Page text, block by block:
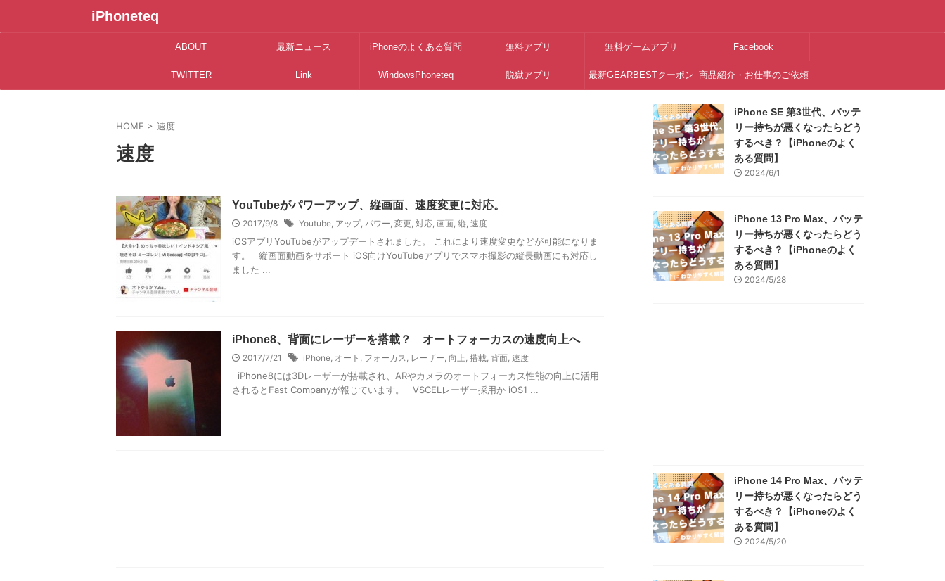
iPhoneteq
ABOUT 最新ニュース iPhoneのよくある質問 無料アプリ 無料ゲームアプリ Facebook
TWITTER Link WindowsPhoneteq 脱獄アプリ 最新GEARBESTクーポン 商品紹介・お仕事のご依頼
HOME > 速度
速度
YouTubeがパワーアップ、縦画面、速度変更に対応。
2017/9/8 Youtube, アップ, パワー, 変更, 対応, 画面, 縦, 速度
iOSアプリYouTubeがアップデートされました。 これにより速度変更などが可能になりま
す。 縦画面動画をサポート iOS向けYouTubeアプリでスマホ撮影の縦長動画にも対応し
ました ...
iPhone8、背面にレーザーを搭載？ オートフォーカスの速度向上へ
2017/7/21 iPhone, オート , フォーカス, レーザー, 向上, 搭載, 背面, 速度
iPhone8には3Dレーザーが搭載され、ARやカメラのオートフォーカス性能の向上に活用
されるとFast Companyが報じています。 VSCELレーザー採用か iOS1 ...
iPhone SE 第3世代、バッテ
リー持ちが悪くなったらどう
するべき？【iPhoneのよく
ある質問】
2024/6/1
iPhone 13 Pro Max、バッテ
リー持ちが悪くなったらどう
するべき？【iPhoneのよく
ある質問】
2024/5/28
iPhone 14 Pro Max、バッテ
リー持ちが悪くなったらどう
するべき？【iPhoneのよく
ある質問】
2024/5/20